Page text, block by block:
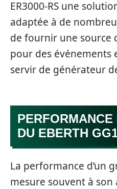
ER3000-RS une
adaptée à de
de fournir une source
pour des événements
servir de générateur
DU EBERTH
La performance d’un
mesure souvent à